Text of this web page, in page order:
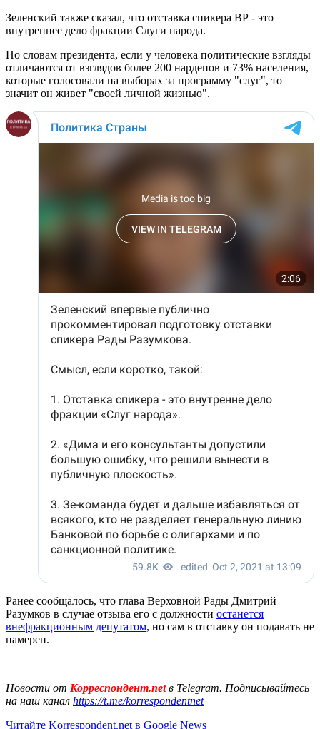
Зеленский также сказал, что отставка спикера ВР - это
внутреннее дело фракции Слуги народа.
По словам президента, если у человека политические взгляды
отличаются от взглядов более 200 нардепов и 73% населения,
которые голосовали на выборах за программу "слуг", то
значит он живет "своей личной жизнью".
Ранее сообщалось, что глава Верховной Рады Дмитрий
Разумков в случае отзыва его с должности останется
внефракционным депутатом, но сам в отставку он подавать не
намерен.
Новости от Корреспондент.netв Telegram. Подписывайтесь
на наш канал https://t.me/korrespondentnet
Читайте Korrespondent.net в Google News